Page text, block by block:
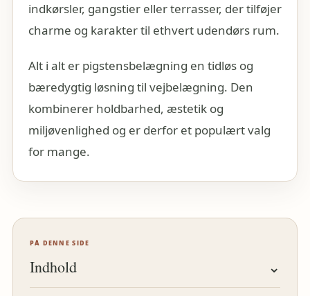
indkørsler, gangstier eller terrasser, der tilføjer
charme og karakter til ethvert udendørs rum.
Alt i alt er pigstensbelægning en tidløs og
bæredygtig løsning til vejbelægning. Den
kombinerer holdbarhed, æstetik og
miljøvenlighed og er derfor et populært valg
for mange.
PÅ DENNE SIDE
Indhold ⌄